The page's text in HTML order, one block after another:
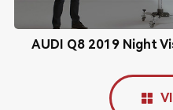
AUDI Q8 2019 Night